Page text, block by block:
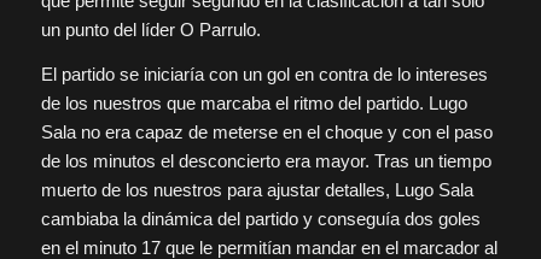
un punto del líder O Parrulo.
El partido se iniciaría con un gol en contra de lo intereses
de los nuestros que marcaba el ritmo del partido. Lugo
Sala no era capaz de meterse en el choque y con el paso
de los minutos el desconcierto era mayor. Tras un tiempo
muerto de los nuestros para ajustar detalles, Lugo Sala
cambiaba la dinámica del partido y conseguía dos goles
en el minuto 17 que le permitían mandar en el marcador al